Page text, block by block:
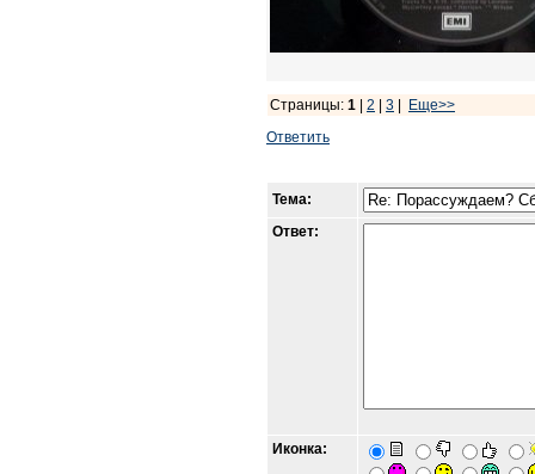
Страницы: 1 2 3
Еще>>
Ответить
Тема:
Ответ:
Иконка: